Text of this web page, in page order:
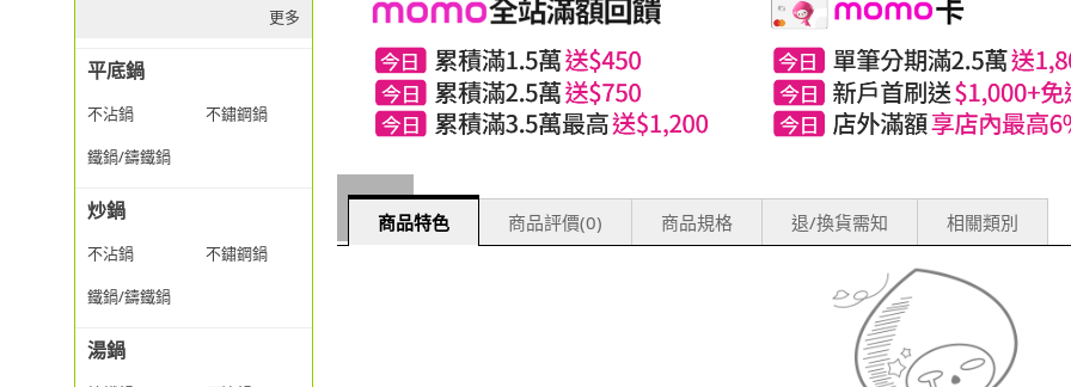
更多
平底鍋
不沾鍋
不鏽鋼鍋
鐵鍋/鑄鐵鍋
炒鍋
不沾鍋
不鏽鋼鍋
鐵鍋/鑄鐵鍋
湯鍋
商品特色 商品評價(0) 商品規格 退/換貨需知 相關類別